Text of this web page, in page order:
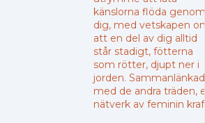
känslorna flöda genom
dig, med vetskapen
att en del av dig alltid
står stadigt, fötterna
som rötter, djupt ner i
jorden. Sammanlänkad
med de andra träden,
nätverk av feminin